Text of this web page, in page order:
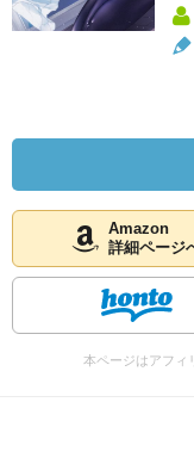
Amazon
詳細ページ
本ページはアフィ